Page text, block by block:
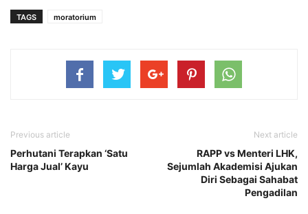
TAGS moratorium
Previous article
Perhutani Terapkan ‘Satu
Harga Jual’ Kayu
Next article
RAPP vs Menteri LHK,
Sejumlah Akademisi Ajukan
Diri Sebagai Sahabat
Pengadilan